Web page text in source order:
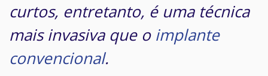
curtos, entretanto, é uma técnica
mais invasiva que o implante
convencional.